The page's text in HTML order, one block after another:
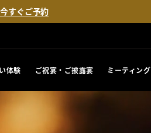
今すぐご予約
体験 ご祝宴・ご披露宴 ミーティング